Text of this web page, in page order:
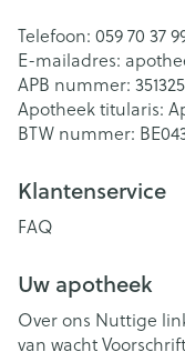
Telefoon: 059 70 37
E-mailadres:
APB nummer: 351325
Apotheek titularis:
BTW nummer:
Klantenservice
FAQ
Uw apotheek
Over ons Nuttige
van wacht